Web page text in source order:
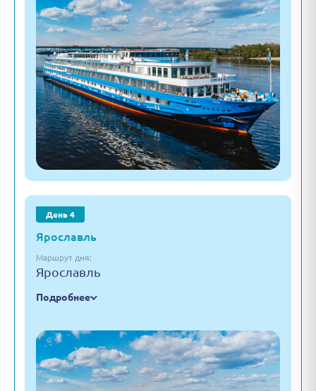
День 4
Ярославль
Маршрут дня:
Ярославль
Подробнее